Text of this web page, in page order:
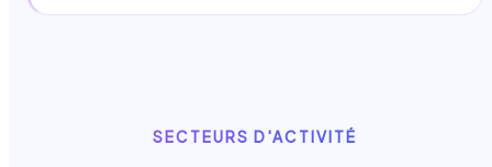
SECTEURS D'ACTIVITÉ